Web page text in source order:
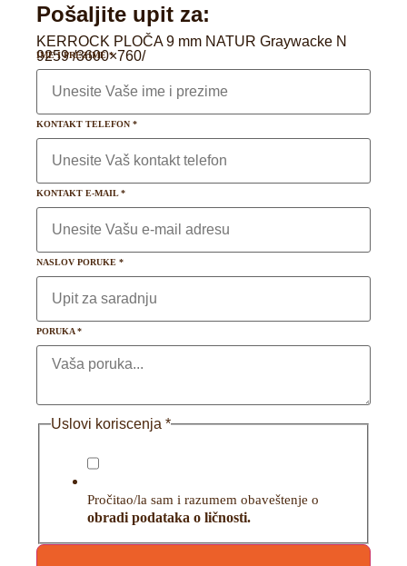
Pošaljite upit za:
KERROCK PLOČA 9 mm NATUR Graywacke N
9259 /3600×760/
IME I PREZIME*
KONTAKT TELEFON *
KONTAKT E-MAIL*
NASLOV PORUKE *
PORUKA*
Uslovi koriscenja *
Pročitao/la sam i razumem obaveštenje o
obradi podataka o ličnosti.